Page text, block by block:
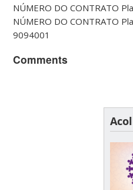
NÚMERO DO CONTRATO
NÚMERO DO CONTRATO
9094001
Comments